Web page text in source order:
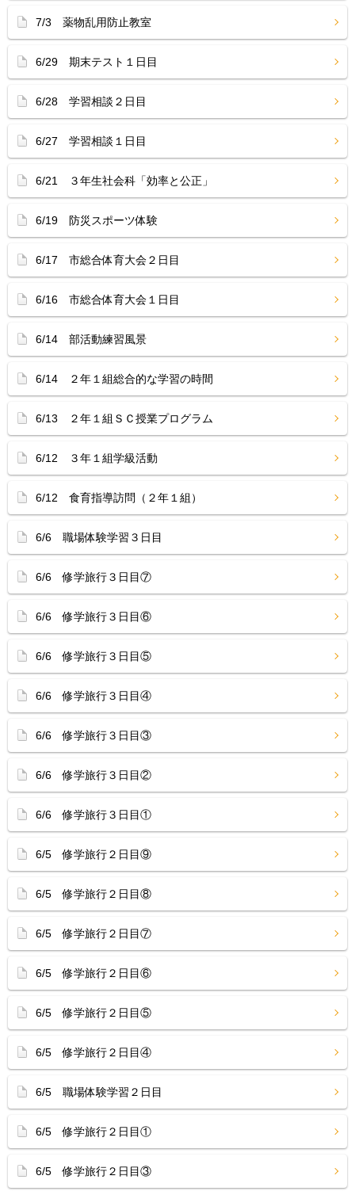
7/3 薬物乱用防止教室
6/29 期末テスト１日目
6/28 学習相談２日目
6/27 学習相談１日目
6/21 ３年生社会科「効率と公正」
6/19 防災スポーツ体験
6/17 市総合体育大会２日目
6/16 市総合体育大会１日目
6/14 部活動練習風景
6/14 ２年１組総合的な学習の時間
6/13 ２年１組ＳＣ授業プログラム
6/12 ３年１組学級活動
6/12 食育指導訪問（２年１組）
6/6 職場体験学習３日目
6/6 修学旅行３日目⑦
6/6 修学旅行３日目⑥
6/6 修学旅行３日目⑤
6/6 修学旅行３日目④
6/6 修学旅行３日目③
6/6 修学旅行３日目②
6/6 修学旅行３日目①
6/5 修学旅行２日目⑨
6/5 修学旅行２日目⑧
6/5 修学旅行２日目⑦
6/5 修学旅行２日目⑥
6/5 修学旅行２日目⑤
6/5 修学旅行２日目④
6/5 職場体験学習２日目
6/5 修学旅行２日目①
6/5 修学旅行２日目③